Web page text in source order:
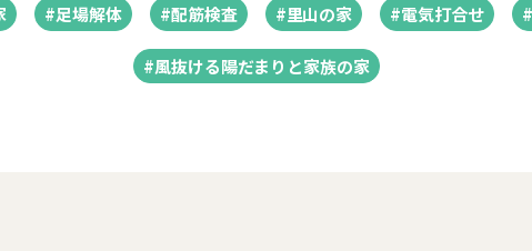
#足場解体 #配筋検査 #里山の家 #電気打合せ
#風抜ける陽だまりと家族の家